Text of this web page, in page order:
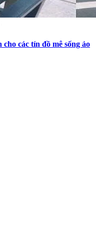
các tín đồ mê sống ảo